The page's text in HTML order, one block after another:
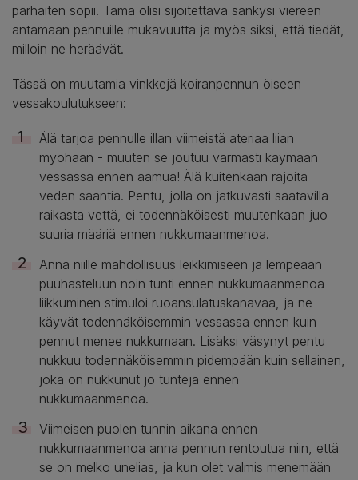
parhaiten sopii. Tämä olisi sijoitettava sänkysi viereen
antamaan pennuille mukavuutta ja myös siksi, että tiedät,
milloin ne heräävät.
Tässä on muutamia vinkkejä koiranpennun öiseen
vessakoulutukseen:
Älä tarjoa pennulle illan viimeistä ateriaa liian
myöhään - muuten se joutuu varmasti käymään
vessassa ennen aamua! Älä kuitenkaan rajoita
veden saantia. Pentu, jolla on jatkuvasti saatavilla
raikasta vettä, ei todennäköisesti muutenkaan juo
suuria määriä ennen nukkumaanmenoa.
Anna niille mahdollisuus leikkimiseen ja lempeään
puuhasteluun noin tunti ennen nukkumaanmenoa -
liikkuminen stimuloi ruoansulatuskanavaa, ja ne
käyvät todennäköisemmin vessassa ennen kuin
pennut menee nukkumaan. Lisäksi väsynyt pentu
nukkuu todennäköisemmin pidempään kuin sellainen,
joka on nukkunut jo tunteja ennen
nukkumaanmenoa.
Viimeisen puolen tunnin aikana ennen
nukkumaanmenoa anna pennun rentoutua niin, että
se on melko unelias, ja kun olet valmis menemään